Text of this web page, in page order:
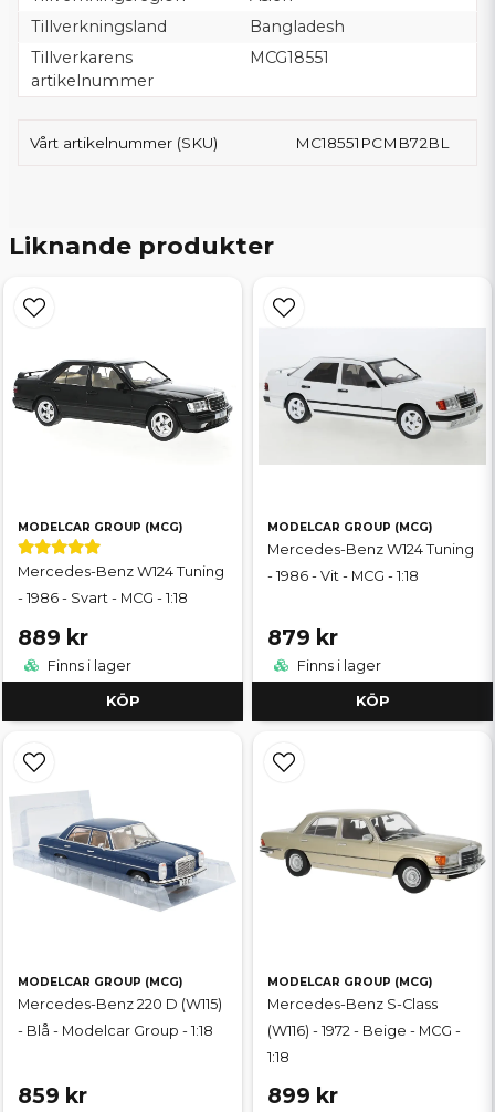
Tillverkningsland
Bangladesh
Tillverkarens
artikelnummer
MCG18551
Vårt artikelnummer (SKU) MC18551PCMB72BL
Liknande produkter
MODELCAR GROUP (MCG)
Mercedes-Benz W124 Tuning
- 1986 - Svart - MCG - 1:18
889 kr
Finns i lager
KÖP
MODELCAR GROUP (MCG)
Mercedes-Benz W124 Tuning
- 1986 - Vit - MCG - 1:18
879 kr
Finns i lager
KÖP
MODELCAR GROUP (MCG)
Mercedes-Benz 220 D (W115)
- Blå - Modelcar Group - 1:18
859 kr
MODELCAR GROUP (MCG)
Mercedes-Benz S-Class
(W116) - 1972 - Beige - MCG -
1:18
899 kr